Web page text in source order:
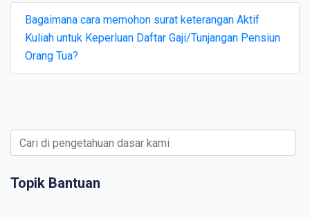
Bagaimana cara memohon surat keterangan Aktif
Kuliah untuk Keperluan Daftar Gaji/Tunjangan Pensiun
Orang Tua?
Topik Bantuan